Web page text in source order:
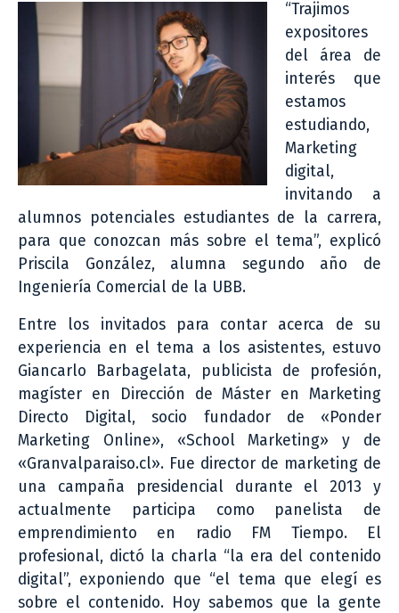
“Trajimos
expositores
del área de
interés que
estamos
estudiando,
Marketing
digital,
invitando a
alumnos potenciales estudiantes de la carrera,
para que conozcan más sobre el tema”, explicó
Priscila González, alumna segundo año de
Ingeniería Comercial de la UBB.
Entre los invitados para contar acerca de su
experiencia en el tema a los asistentes, estuvo
Giancarlo Barbagelata, publicista de profesión,
magíster en Dirección de Máster en Marketing
Directo Digital, socio fundador de «Ponder
Marketing Online», «School Marketing» y de
«Granvalparaiso.cl». Fue director de marketing de
una campaña presidencial durante el 2013 y
actualmente participa como panelista de
emprendimiento en radio FM Tiempo. El
profesional, dictó la charla “la era del contenido
digital”, exponiendo que “el tema que elegí es
sobre el contenido. Hoy sabemos que la gente